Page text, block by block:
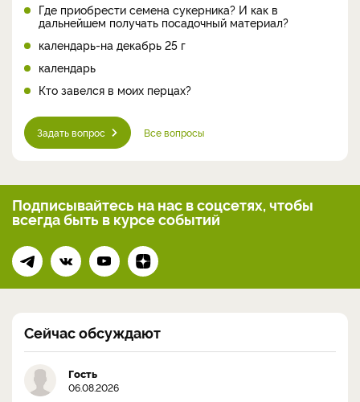
Где приобрести семена сукерника? И как в
дальнейшем получать посадочный материал?
календарь-на декабрь 25 г
календарь
Кто завелся в моих перцах?
Задать вопрос Все вопросы
Подписывайтесь на нас в соцсетях, чтобы
всегдабыть в курсе событий
Сейчас обсуждают
Гость
06.08.2026